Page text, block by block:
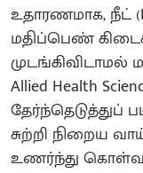
உதாரணமாக, நீட்
மதிப்பெண்
முடங்கிவிடாமல்
Allied Health
தேர்ந்தெடுத்துப்
சுற்றி நிறைய
உணர்ந்து